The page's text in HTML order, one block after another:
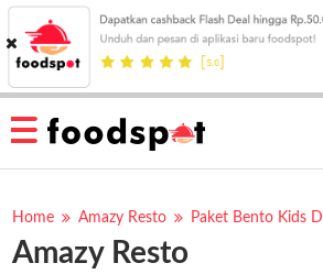
HOME
MENU
RESTAURANT
PESAN
OUR
COMPANY
Home Amazy Resto Paket Bento Kids D
Amazy Resto